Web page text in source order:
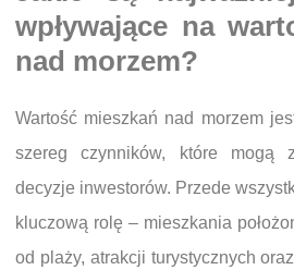
wpływające na
nad morzem?
Wartość mieszkań nad morzem
szereg czynników, które mogą
decyzje inwestorów. Przede
kluczową rolę – mieszkania
od plaży, atrakcji turystycznych